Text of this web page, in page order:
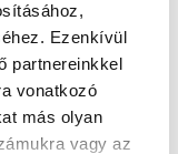
Ezenkívül
partnereinkkel
vonatkozó
más olyan
vagy az